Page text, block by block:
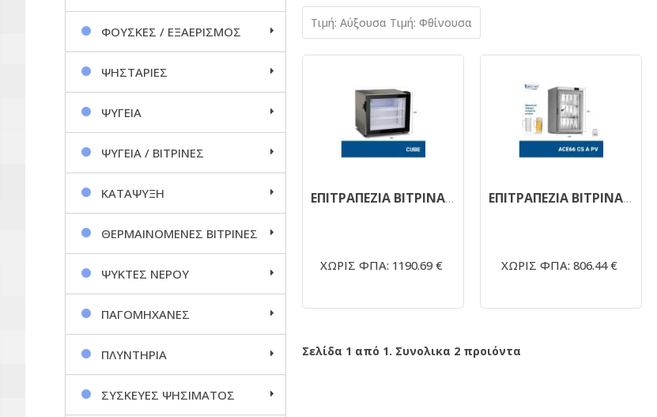
Τιμή: Αύξουσα Τιμή: Φθίνουσα
ΕΠΙΤΡΑΠΕΖΙΑ ΒΙΤΡΙΝΑ ΚΑΤΑΨΥΞΗ CUBE
ΧΩΡΙΣ ΦΠΑ: 1190.69 €
ΕΠΙΤΡΑΠΕΖΙΑ ΒΙΤΡΙΝΑ ΚΑΤΑΨΥΞΗ ACE66 CS A PV
ΧΩΡΙΣ ΦΠΑ: 806.44 €
Σελίδα 1 από 1. Συνολικα 2 προιόντα
ΦΟΥΣΚΕΣ / ΕΞΑΕΡΙΣΜΟΣ
ΨΗΣΤΑΡΙΕΣ
ΨΥΓΕΙΑ
ΨΥΓΕΙΑ / ΒΙΤΡΙΝΕΣ
ΚΑΤΑΨΥΞΗ
ΘΕΡΜΑΙΝΟΜΕΝΕΣ ΒΙΤΡΙΝΕΣ
ΨΥΚΤΕΣ ΝΕΡΟΥ
ΠΑΓΟΜΗΧΑΝΕΣ
ΠΛΥΝΤΗΡΙΑ
ΣΥΣΚΕΥΕΣ ΨΗΣΙΜΑΤΟΣ